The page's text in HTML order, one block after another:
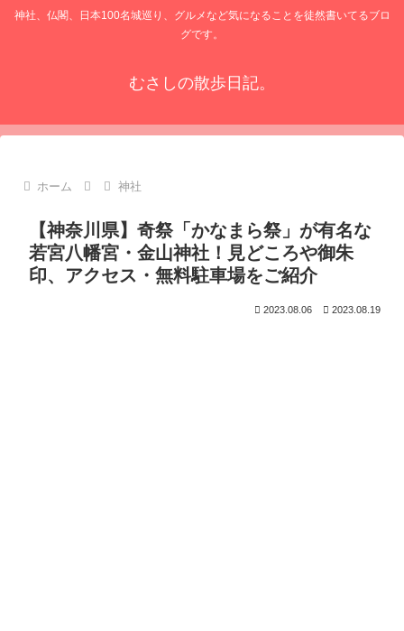
神社、仏閣、日本100名城巡り、グルメなど気になることを徒然書いてるブロ
グです。
むさしの散歩日記。
ホーム 神社
【神奈川県】奇祭「かなまら祭」が有名な
若宮八幡宮・金山神社！見どころや御朱
印、アクセス・無料駐車場をご紹介
2023.08.06 2023.08.19